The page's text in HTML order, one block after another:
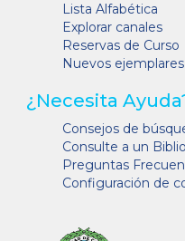
Lista Alfabética
Explorar canales
Reservas de Curso
Nuevos ejemplares
¿Necesita
Consejos de
Consulte a un
Preguntas
Configuración de